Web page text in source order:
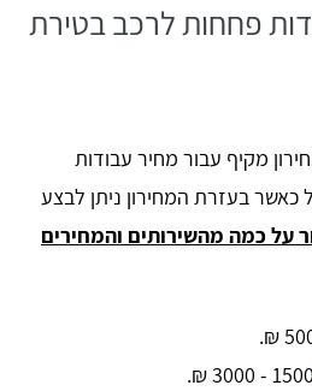
פחחות לרכב בטירת
מקיף עבור מחיר עבודות
בעזרת המחירון ניתן לבצע
על כמה מהשירותים והמחירים